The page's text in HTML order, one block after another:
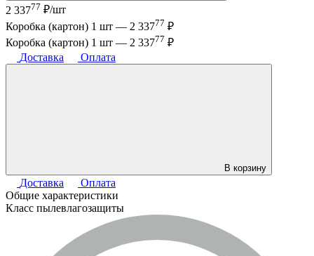
2 33777 ₽/шт
Коробка (картон) 1 шт — 2 33777 ₽
Коробка (картон) 1 шт — 2 33777 ₽
Доставка
Оплата
В корзину
Доставка
Оплата
Общие характеристики
Класс пылевлагозащиты